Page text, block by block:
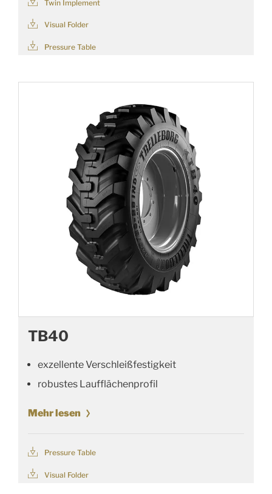
Twin Implement
Visual Folder
Pressure Table
TB40
exzellente Verschleißfestigkeit
robustes Laufflächenprofil
Mehr lesen
Pressure Table
Visual Folder